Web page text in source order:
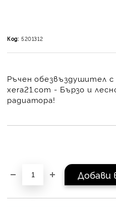
Код: 5201312
Ръчен обезвъздушител
xera21.com - Бързо и
радиатора!